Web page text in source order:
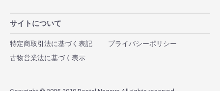
サイトについて
特定商取引法に基づく表記
プライバシーポリシー
古物営業法に基づく表示